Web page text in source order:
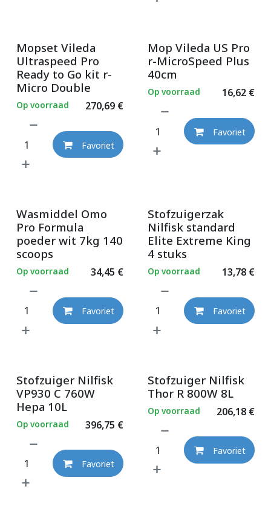
Mopset Vileda
Ultraspeed Pro
Ready to Go kit r-
Micro Double
270,69€
Op voorraad
Favoriet
Mop Vileda US Pro
r-MicroSpeed Plus
40cm
16,62€
Op voorraad
Favoriet
Wasmiddel Omo
Pro Formula
poeder wit 7kg 140
scoops
34,45 €
Op voorraad
Favoriet
Stofzuigerzak
Nilfisk standard
Elite Extreme King
4 stuks
13,78€
Op voorraad
Favoriet
Stofzuiger Nilfisk
VP930 C 760W
Hepa 10L
396,75 €
Op voorraad
Favoriet
Stofzuiger Nilfisk
Thor R 800W 8L
206,18€
Op voorraad
Favoriet